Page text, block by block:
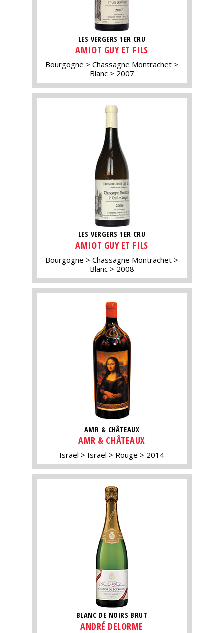
LES VERGERS 1ER CRU
AMIOT GUY ET FILS
Bourgogne
Chassagne Montrachet
Blanc
2007
LES VERGERS 1ER CRU
AMIOT GUY ET FILS
Bourgogne
Chassagne Montrachet
Blanc
2008
AMR & CHÂTEAUX
AMR & CHÂTEAUX
Israël Israël Rouge 2014
BLANC DE NOIRS BRUT
ANDRÉ DELORME